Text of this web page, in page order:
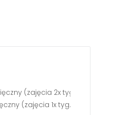
(zajęcia 2x tyg.)
(zajęcia 1x tyg.)